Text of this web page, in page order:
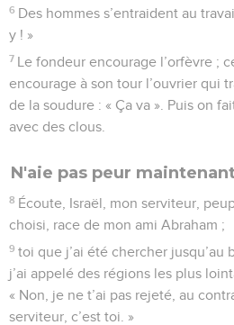
6 Des hommes s’entraident au
y ! »
7 Le fondeur encourage l’orfèvre ;
encourage à son tour l’ouvrier qui
de la soudure : « Ça va ». Puis on
avec des clous.
N'aie pas peur
8 Écoute, Israël, mon serviteur,
choisi, race de mon ami Abraham ;
9 toi que j’ai été chercher jusqu’au
j’ai appelé des régions les plus
« Non, je ne t’ai pas rejeté, au
serviteur, c’est toi. »